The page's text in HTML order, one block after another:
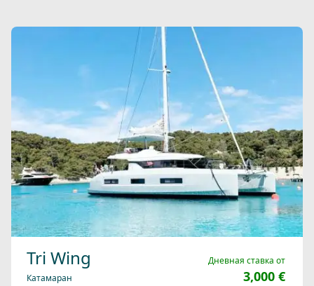
Tri Wing
Катамаран
Дневная ставка от
3,000 €